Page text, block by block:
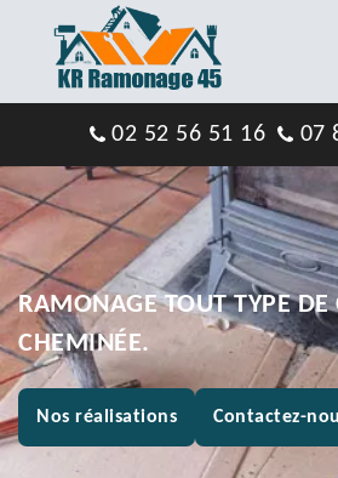
02 52 56 51 16 07
RAMONAGE TOUT TYPE
CHEMINÉE.
Nos réalisations Contactez-